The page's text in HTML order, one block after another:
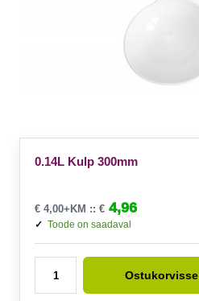
0.14L Kulp 300mm
€ 4,00+KM :: € 4,96
Toode on saadaval
0.14L Kulp 300mm kogus
Ostukorvisse